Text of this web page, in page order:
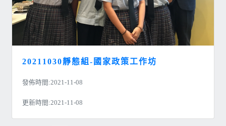
20211030靜態組-國家政策工作坊
發佈時間:2021-11-08
更新時間:2021-11-08